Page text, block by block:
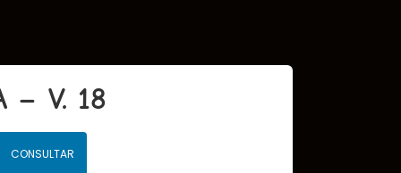
– V. 18
CONSULTAR